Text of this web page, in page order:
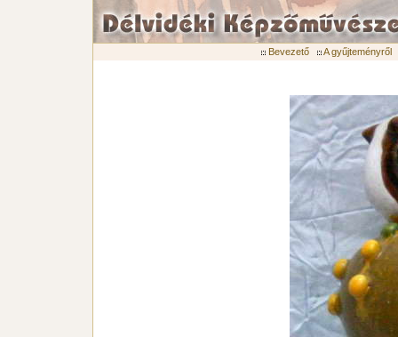
Bevezető A gyűjteményről